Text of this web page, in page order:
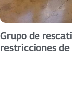
Grupo de
restricciones